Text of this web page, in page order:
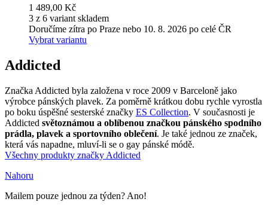
1 489,00 Kč
3 z 6 variant skladem
Doručíme zítra po Praze nebo 10. 8. 2026 po celé ČR
Vybrat variantu
Addicted
Značka Addicted byla založena v roce 2009 v Barceloně jako
výrobce pánských plavek. Za poměrně krátkou dobu rychle vyrostla
po boku úspěšné sesterské značky ES Collection. V současnosti je
Addicted světoznámou a oblíbenou značkou pánského spodního
prádla, plavek a sportovního oblečení. Je také jednou ze značek,
která vás napadne, mluví-li se o gay pánské módě.
Všechny produkty značky Addicted
Nahoru
Mailem pouze jednou za týden? Ano!